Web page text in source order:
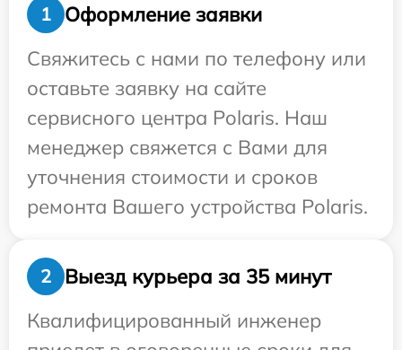
1
Оформление заявки
Свяжитесь с нами по телефону или
оставьте заявку на сайте
сервисного центра Polaris. Наш
менеджер свяжется с Вами для
уточнения стоимости и сроков
ремонта Вашего устройства Polaris.
2
Выезд курьера за 35 минут
Квалифицированный инженер